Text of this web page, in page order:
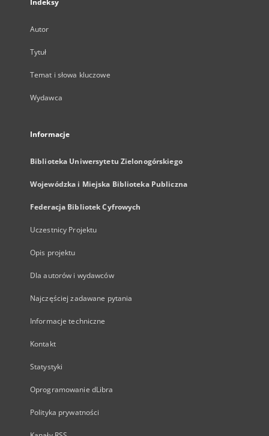
Indeksy
Autor
Tytuł
Temat i słowa kluczowe
Wydawca
Informacje
Biblioteka Uniwersytetu Zielonogórskiego
Wojewódzka i Miejska Biblioteka Publiczna
Federacja Bibliotek Cyfrowych
Uczestnicy Projektu
Opis projektu
Dla autorów i wydawców
Najczęściej zadawane pytania
Informacje techniczne
Kontakt
Statystyki
Oprogramowanie dLibra
Polityka prywatności